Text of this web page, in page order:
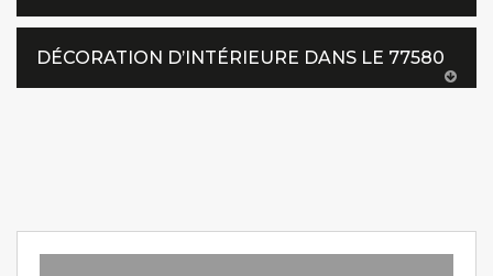
DÉCORATION D’INTÉRIEURE DANS LE 77580